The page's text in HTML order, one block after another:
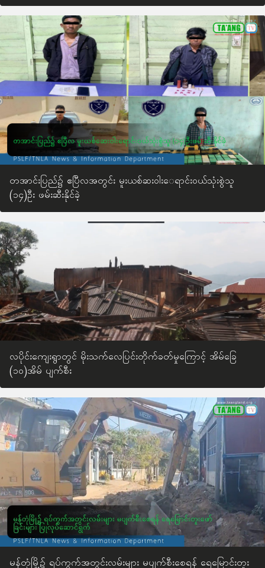
တအာင်းပြည်၌ ဧပြီလအတွင်း မူးယစ်ဆးဝါးေရာင်းဝယ်သုံးစွဲသူ
(၁၄)ဦး ဖမ်းဆီးနိုင်ခဲ့
လပိုင်းကျေးရွာတွင် မိုးသက်လေပြင်းတိုက်ခတ်မှုကြောင့် အိမ်‌ခြေ
(၁၀)အိမ် ပျက်စီး
မန်တုံမြို့၌ ရပ်ကွက်အတွင်းလမ်းများ မပျက်စီးစေရန် ရေမြောင်းတူး